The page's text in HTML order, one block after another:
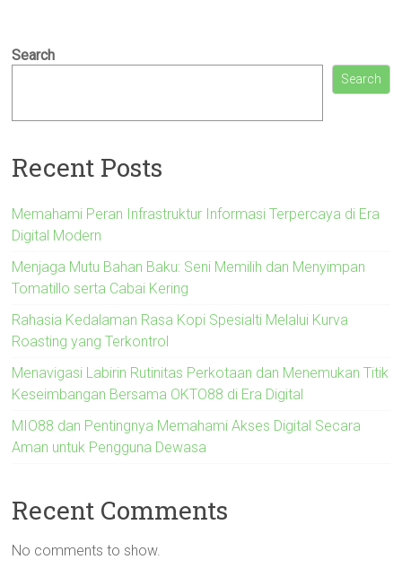
Search
Search
Recent Posts
Memahami Peran Infrastruktur Informasi Terpercaya di Era
Digital Modern
Menjaga Mutu Bahan Baku: Seni Memilih dan Menyimpan
Tomatillo serta Cabai Kering
Rahasia Kedalaman Rasa Kopi Spesialti Melalui Kurva
Roasting yang Terkontrol
Menavigasi Labirin Rutinitas Perkotaan dan Menemukan Titik
Keseimbangan Bersama OKTO88 di Era Digital
MIO88 dan Pentingnya Memahami Akses Digital Secara
Aman untuk Pengguna Dewasa
Recent Comments
No comments to show.